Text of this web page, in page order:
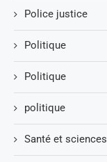
Police justice
Politique
Politique
politique
Santé et sciences